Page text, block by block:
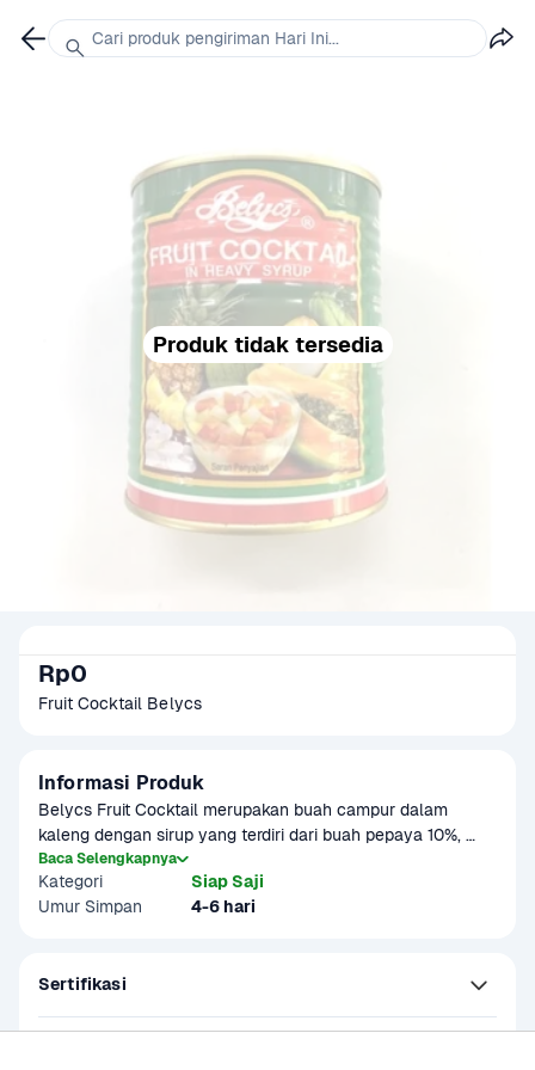
Produk tidak tersedia
Rp0
Fruit Cocktail Belycs
Informasi Produk
Belycs Fruit Cocktail merupakan buah campur dalam
kaleng dengan sirup yang terdiri dari buah pepaya 10%,
nanas 8%, labu siam 8%, sari kelapa 8%, kolang kaling 8%,
air, dan gula.
Baca Selengkapnya
Kategori
Siap Saji
Umur Simpan
4-6 hari
Sertifikasi
Cari produk pengiriman Hari Ini...